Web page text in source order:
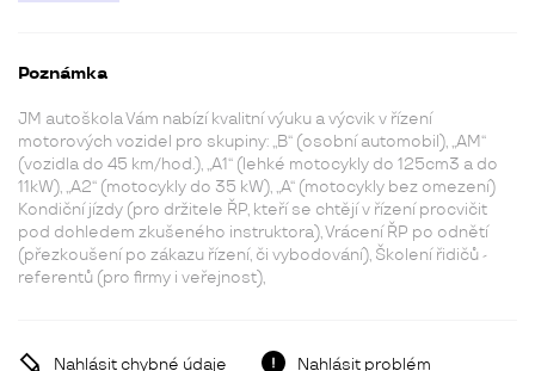
Poznámka
JM autoškola Vám nabízí kvalitní výuku a výcvik v řízení
motorových vozidel pro skupiny: „B“ (osobní automobil), „AM“
(vozidla do 45 km/hod.), „A1“ (lehké motocykly do 125cm3 a do
11kW), „A2“ (motocykly do 35 kW), „A“ (motocykly bez omezení)
Kondiční jízdy (pro držitele ŘP, kteří se chtějí v řízení procvičit
pod dohledem zkušeného instruktora), Vrácení ŘP po odnětí
(přezkoušení po zákazu řízení, či vybodování), Školení řidičů -
referentů (pro firmy i veřejnost),
Nahlásit chybné údaje Nahlásit problém